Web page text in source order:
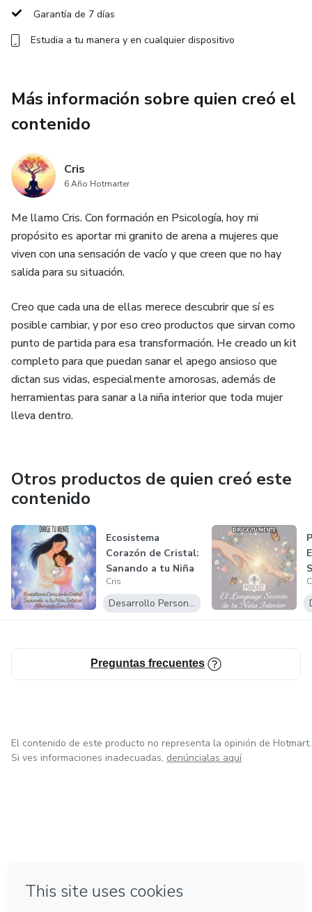
poder: solo te faltó reclamarlo. ✨
Garantía de 7 días
Estudia a tu manera y en cualquier dispositivo
Más información sobre quien creó el
contenido
Cris
6 Año Hotmarter
Me llamo Cris. Con formación en Psicología, hoy mi
propósito es aportar mi granito de arena a mujeres que
viven con una sensación de vacío y que creen que no hay
salida para su situación.
Creo que cada una de ellas merece descubrir que sí es
posible cambiar, y por eso creo productos que sirvan como
punto de partida para esa transformación. He creado un kit
completo para que puedan sanar el apego ansioso que
dictan sus vidas, especialmente amorosas, además de
herramientas para sanar a la niña interior que toda mujer
lleva dentro.
Otros productos de quien creó este
contenido
Ecosistema
Corazón de Cristal:
Sanando a tu Niña
Interior Al...
Cris
Desarrollo Personal
Preguntas frecuentes
El contenido de este producto no representa la opinión de Hotmart.
Si ves informaciones inadecuadas, denúncialas aquí
Hecho con❤ en Belo Horizonte